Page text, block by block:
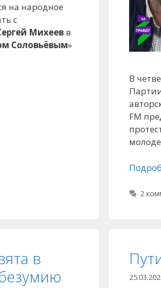
на народное
с
Михеев в
Соловьёвым»
В
FM
2
в